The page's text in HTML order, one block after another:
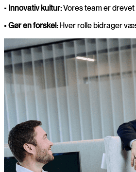
• Innovativ kultur:Vores team er
• Gør en forskel:Hver rolle bidrager